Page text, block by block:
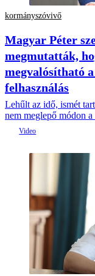
kormányszóvivő
Magyar Péter
megmutatták,
megvalósítható
felhasználás
Lehűlt az idő, ismét
nem meglepő módon